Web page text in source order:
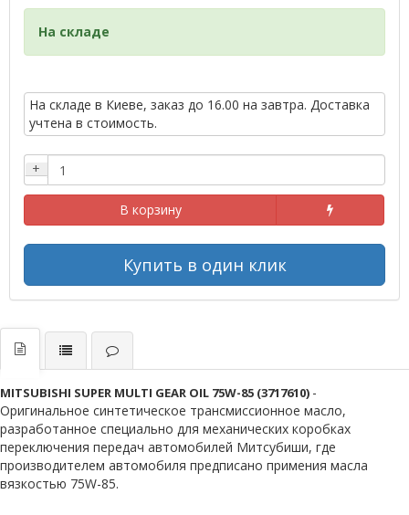
На складе
На складе в Киеве, заказ до 16.00 на завтра. Доставка
учтена в стоимость.
+
В корзину
Купить в один клик
MITSUBISHI SUPER MULTI GEAR OIL 75W-85 (3717610) -
Оригинальное синтетическое трансмиссионное масло,
разработанное специально для механических коробках
переключения передач автомобилей Митсубиши, где
производителем автомобиля предписано примения масла
вязкостью 75W-85.